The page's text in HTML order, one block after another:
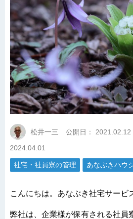
松井一三 公開日： 2021.02.12
2024.04.01
社宅・社員寮の管理 あなぶきハウ
こんにちは。あなぶき社宅サービ
弊社は、企業様が保有される社員